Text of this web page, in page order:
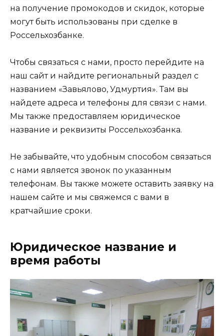
на получение промокодов и скидок, которые
могут быть использованы при сделке в
Россельхозбанке.
Чтобы связаться с нами, просто перейдите на
наш сайт и найдите региональный раздел с
названием «Завьялово, Удмуртия». Там вы
найдете адреса и телефоны для связи с нами.
Мы также предоставляем юридическое
название и реквизиты Россельхозбанка.
Не забывайте, что удобным способом связаться
с нами является звонок по указанным
телефонам. Вы также можете оставить заявку на
нашем сайте и мы свяжемся с вами в
кратчайшие сроки.
Юридическое название и
время работы